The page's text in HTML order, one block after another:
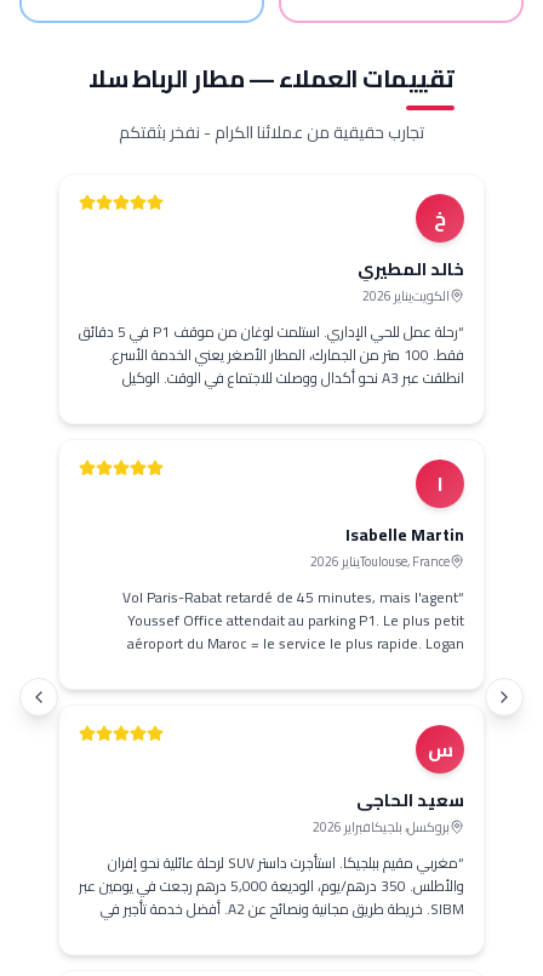
تقييمات العملاء — مطار الرباط سلا
تجارب حقيقية من عملائنا الكرام - نفخر بثقتكم
المطيري
رحلة عمل للحي الإداري. استلمت لوغان من موقف P1 في 5 دقائق
فقط. 100 متر من الجمارك، المطار الأصغر يعني الخدمة الأسرع.
انطلقت عبر A3 نحو أكدال ووصلت للاجتماع في الوقت. الوكيل
Isabelle
Toulouse, Franceيناير 2026
Vol Paris-Rabat retardé de 45 minutes, mais l'agent
Youssef Office attendait au parking P1. Le plus
aéroport du Maroc = le service le plus rapide.
Caution rendue en 48h via
”
الحاجي
بروكسل، بلجيكافبراير 2026
مغربي مقيم ببلجيكا. استأجرت داستر SUV لرحلة عائلية نحو إفران
والأطلس. 350 درهم/يوم، الوديعة 5,000 درهم رجعت في يومين عبر
SIBM. خريطة طريق مجانية ونصائح عن A2. أفضل خدمة تأجير في